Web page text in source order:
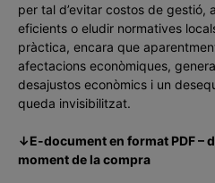
per tal d’evitar costos de gestió,
eficients o eludir normatives
pràctica, encara que
afectacions econòmiques,
desajustos econòmics i un
queda invisibilitzat.
↓E-document en format PDF –
moment de la compra